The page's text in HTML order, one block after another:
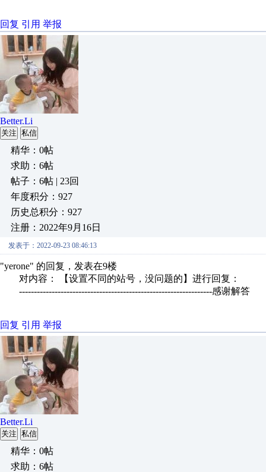
回复 引用 举报
Better.Li
关注 私信
精华：0帖
求助：6帖
帖子：6帖 | 23回
年度积分：927
历史总积分：927
注册：2022年9月16日
发表于：2022-09-23 08:46:13
"yerone" 的回复，发表在9楼
对内容： 【设置不同的站号，没问题的】进行回复：
-----------------------------------------------------------------感谢解答
回复 引用 举报
Better.Li
关注 私信
精华：0帖
求助：6帖